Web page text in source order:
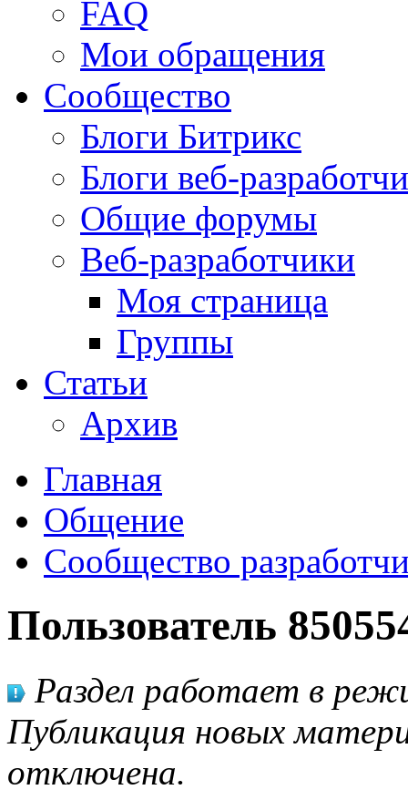
FAQ
Мои обращения
Сообщество
Блоги Битрикс
Блоги веб-
Общие форумы
Веб-разработчики
Моя страница
Группы
Статьи
Архив
Главная
Общение
Сообщество
Пользователь
Раздел работает в
Публикация новых
отключена.